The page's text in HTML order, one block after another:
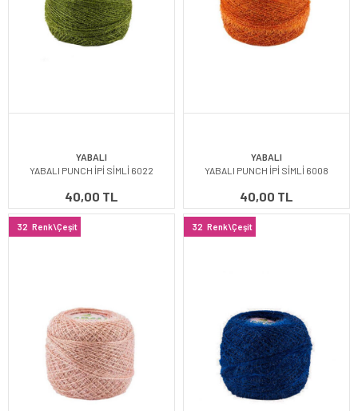
YABALI
YABALI PUNCH İPİ SİMLİ 6022
40,00 TL
YABALI
YABALI PUNCH İPİ SİMLİ 6008
40,00 TL
32 Renk\Çeşit 32 Renk\Çeşit